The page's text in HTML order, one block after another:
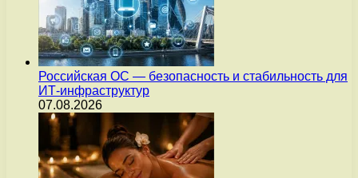
Российская ОС — безопасность и стабильность для
ИТ-инфраструктур
07.08.2026